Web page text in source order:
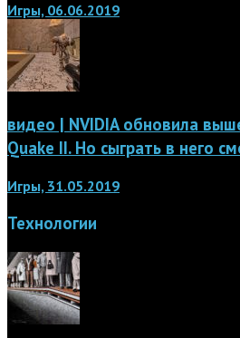
Игры, 06.06.2019
видео | NVIDIA обновила
Quake II. Но сыграть в него
Игры, 31.05.2019
Технологии